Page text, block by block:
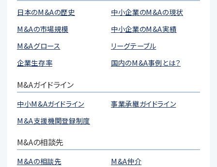
日本のM&Aの歴史
中小企業のM&Aの現状
M&Aの市場規模
中小企業のM&A実績
M&Aグロース
リーグテーブル
企業生存率
国内のM&A事例とは？
M&Aガイドライン
中小M&Aガイドライン
事業承継ガイドライン
M&A支援機関登録制度
M&Aの相談先
M&Aの相談先
M&A仲介